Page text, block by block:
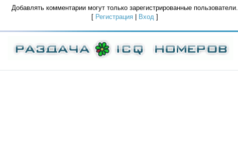
Добавлять комментарии могут только зарегистрированные пользователи.
[ Регистрация Вход ]